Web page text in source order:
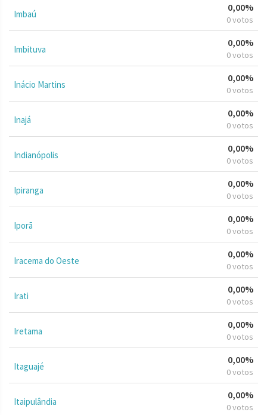
Imbaú
0,00%
0 votos
Imbituva
0,00%
0 votos
Inácio Martins
0,00%
0 votos
Inajá
0,00%
0 votos
Indianópolis
0,00%
0 votos
Ipiranga
0,00%
0 votos
Iporã
0,00%
0 votos
Iracema do Oeste
0,00%
0 votos
Irati
0,00%
0 votos
Iretama
0,00%
0 votos
Itaguajé
0,00%
0 votos
Itaipulândia
0,00%
0 votos